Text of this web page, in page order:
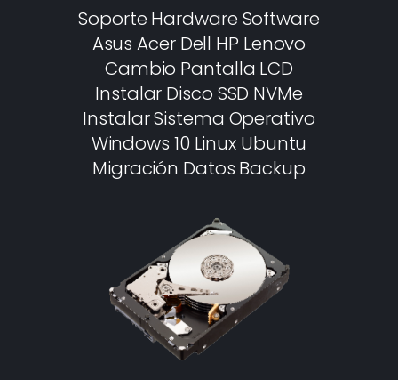
Soporte Hardware Software
Asus Acer Dell HP Lenovo
Cambio Pantalla LCD
Instalar Disco SSD NVMe
Instalar Sistema Operativo
Windows 10 Linux Ubuntu
Migración Datos Backup